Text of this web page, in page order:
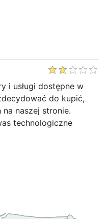
i usługi dostępne w
do kupić,
naszej stronie.
technologiczne